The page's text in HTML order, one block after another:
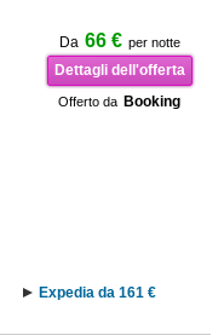
Da 66 € per notte
Dettagli dell'offerta
Offerto da Booking
Expedia da 161 €